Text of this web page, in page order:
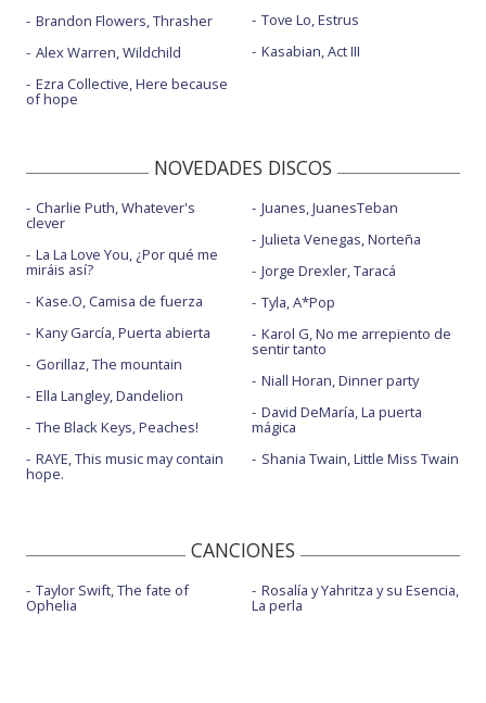
Brandon Flowers, Thrasher
Alex Warren, Wildchild
Ezra Collective, Here because
of hope
Tove Lo, Estrus
Kasabian, Act III
NOVEDADES DISCOS
Charlie Puth, Whatever's
clever
La La Love You, ¿Por qué me
miráis así?
Kase.O, Camisa de fuerza
Kany García, Puerta abierta
Gorillaz, The mountain
Ella Langley, Dandelion
The Black Keys, Peaches!
RAYE, This music may contain
hope.
Juanes, JuanesTeban
Julieta Venegas, Norteña
Jorge Drexler, Taracá
Tyla, A*Pop
Karol G, No me arrepiento de
sentir tanto
Niall Horan, Dinner party
David DeMaría, La puerta
mágica
Shania Twain, Little Miss Twain
CANCIONES
Taylor Swift, The fate of
Ophelia
Rosalía y Yahritza y su Esencia,
La perla